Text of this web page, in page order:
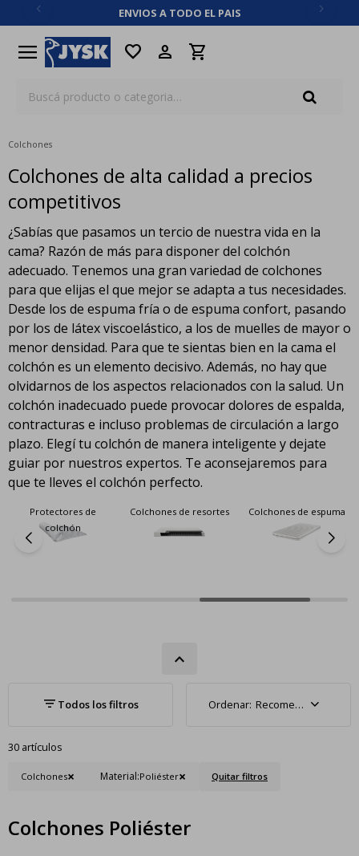
ENVIOS A TODO EL PAIS
menu favorite
Colchones
Colchones de alta calidad a precios
competitivos
¿Sabías que pasamos un tercio de nuestra vida en la
cama? Razón de más para disponer del colchón
adecuado. Tenemos una gran variedad de colchones
para que elijas el que mejor se adapta a tus necesidades.
Desde los de espuma fría o de espuma confort, pasando
por los de látex viscoelástico, a los de muelles de mayor o
menor densidad. Para que te sientas bien en la cama el
colchón es un elemento decisivo. Además, no hay que
olvidarnos de los aspectos relacionados con la salud. Un
colchón inadecuado puede provocar dolores de espalda,
contracturas e incluso problemas de circulación a largo
plazo. Elegí tu colchón de manera inteligente y dejate
guiar por nuestros expertos. Te aconsejaremos para
que te lleves el colchón perfecto.
Protectores de
colchón
Colchones de resortes Colchones de espuma
Recomendados
30 artículos
Colchones Material:Poliéster Quitar filtros
Colchones Poliéster
close